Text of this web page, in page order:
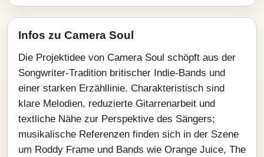
Infos zu Camera Soul
Die Projektidee von Camera Soul schöpft aus der
Songwriter-Tradition britischer Indie-Bands und
einer starken Erzähllinie. Charakteristisch sind
klare Melodien, reduzierte Gitarrenarbeit und
textliche Nähe zur Perspektive des Sängers;
musikalische Referenzen finden sich in der Szene
um Roddy Frame und Bands wie Orange Juice, The